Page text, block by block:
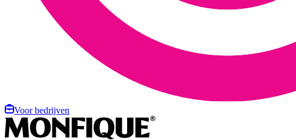
Voor bedrijven